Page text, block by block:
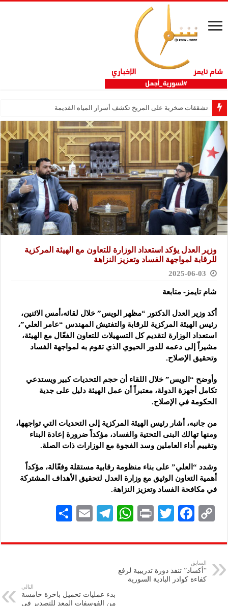
تشققات صخرية على المريخ تكشف أسرار المياه القديمة
وزير العدل يؤكد استعداد الوزارة للتعاون مع الهيئة المركزية
للرقابة لمواجهة الفساد وتعزيز النزاهة
2025-06-03
شام تايمز- متابعة
أكد وزير العدل الدكتور “مظهر الويس” خلال لقائه،أمس الاثنين،
رئيس الهيئة المركزية للرقابة والتفتيش المهندس “عامر العلي”،
استعداد الوزارة لتقديم كل التسهيلات للتعاون الفعّال مع الهيئة،
مشيراً إلى دعمه للدور الحيوي الذي تقوم به لمواجهة الفساد
وتحقيق الإصلاح.
وأوضح “الويس” خلال اللقاء أن حجم التحديات كبير ويستدعي
تكامل أجهزة الدولة، معتبراً أن عمل الهيئة دليل على جدية
الحكومة في الإصلاح.
من جانبه، أشار رئيس الهيئة المركزية إلى التحديات التي تواجهها،
ومنها تهالك البنى التحتية والفساد، مؤكداً ضرورة إعادة البناء
وتقييم أداء العاملين وسد الفجوة مع الوزارات ذات الصلة.
وشدد “العلي” على بناء منظومة رقابية مستقلة وفعّالة، مؤكداً
أهمية التعاون الوثيق مع وزارة العدل لتحقيق الأهداف المشتركة
في مكافحة الفساد وتعزيز النزاهة.
C
p
y
Li
F
eb
k
T
tt
P
nt
W
at
p
Te
gr
E
ai
ar
السابق
“أكساد” تنفذ دورة تدريبية لرفع
كفاءة كوادر البادية السورية
التالي
بدء عمليات تحميل باخرة خامسة
من الفوسفات المعد للتصدير في